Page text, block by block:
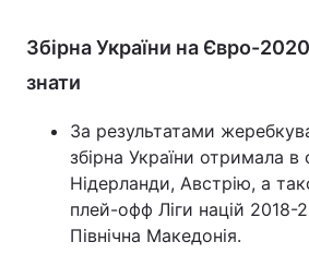
Збірна України на Євро-
знати
За результатами
збірна України отримала в
Нідерланди, Австрію, а
плей-офф Ліги націй 2018-
Північна Македонія.